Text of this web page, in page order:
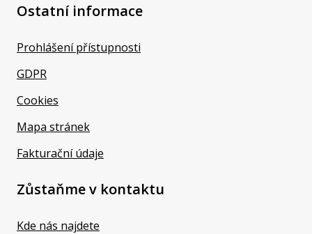
Ostatní informace
Prohlášení přístupnosti
GDPR
Cookies
Mapa stránek
Fakturační údaje
Zůstaňme v kontaktu
Kde nás najdete